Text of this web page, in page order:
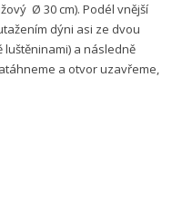
Ø 30 cm). Podél vnější
dýni asi ze dvou
a následně
a otvor uzavřeme,